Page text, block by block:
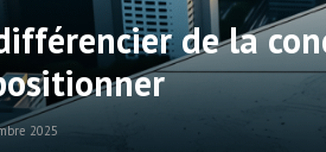
de la
2025